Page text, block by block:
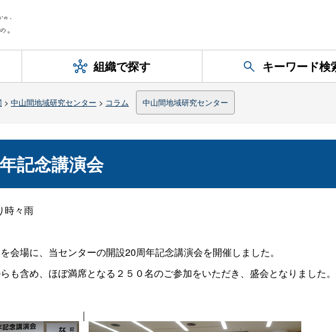
組織で探す キーワード検
> 中山間地域研究センター > コラム 中山間地域研究センター
記念講演会
時々雨
会場に、当センターの開設20周年記念講演会を開催しました。
も含め、ほぼ満席となる２５０名のご参加をいただき、盛会となりました。
｜